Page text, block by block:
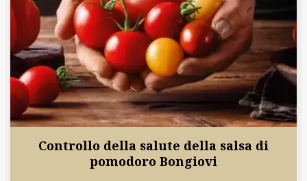
Controllo della salute della salsa di
pomodoro Bongiovi